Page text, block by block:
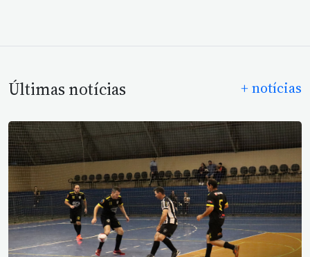
Últimas notícias + notícias